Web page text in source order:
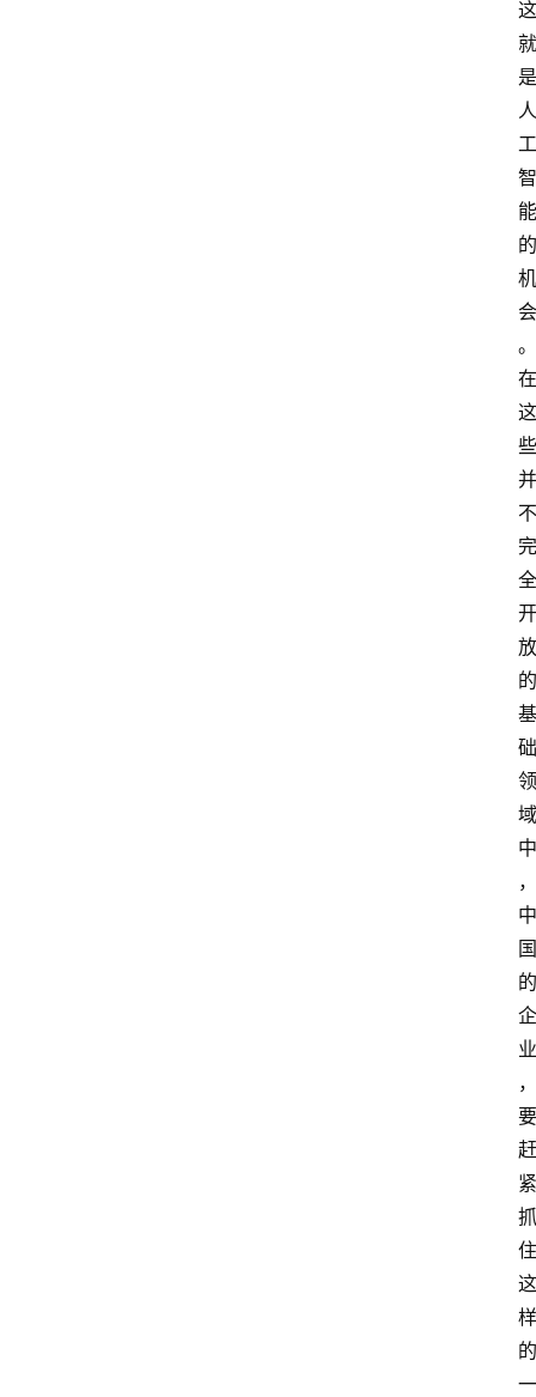
这
就
是
人
工
智
能
的
机
会
。
在
这
些
并
不
完
全
开
放
的
基
础
领
域
中
，
中
国
的
企
业
，
要
赶
紧
抓
住
这
样
的
一